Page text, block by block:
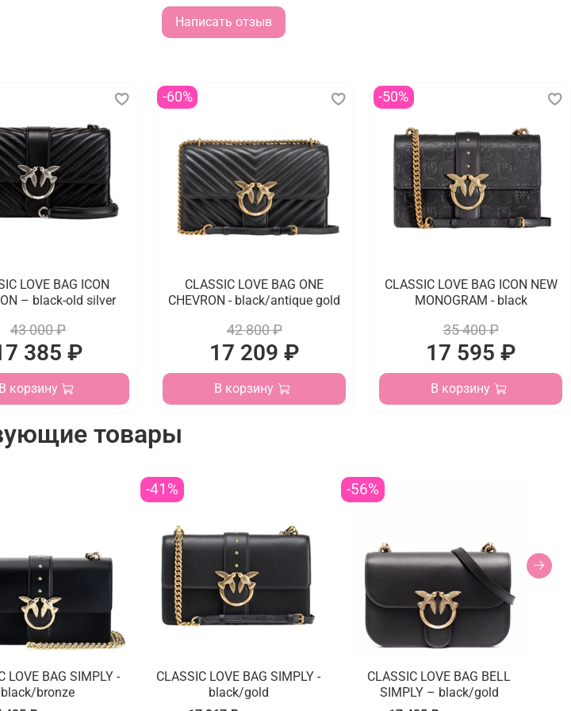
Написать отзыв
LOVE BAG ICON
– black-old silver
43 000 ₽
385 ₽
В корзину
-60%
CLASSIC LOVE BAG ONE
CHEVRON - black/antique gold
42 800 ₽
17 209 ₽
В корзину
-50%
CLASSIC LOVE BAG ICON NEW
MONOGRAM - black
35 400 ₽
17 595 ₽
В корзину
товары
LOVE BAG SIMPLY -
black/bronze
-41%
CLASSIC LOVE BAG SIMPLY -
black/gold
-56%
CLASSIC LOVE BAG BELL
SIMPLY – black/gold